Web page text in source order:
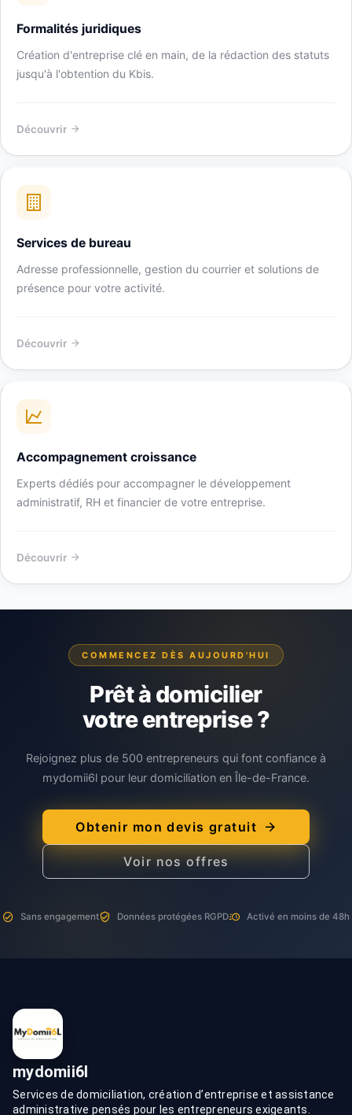
Formalités juridiques
Création d'entreprise clé en main, de la rédaction des statuts
jusqu'à l'obtention du Kbis.
Découvrir
Services de bureau
Adresse professionnelle, gestion du courrier et solutions de
présence pour votre activité.
Découvrir
Accompagnement croissance
Experts dédiés pour accompagner le développement
administratif, RH et financier de votre entreprise.
Découvrir
COMMENCEZ DÈS AUJOURD'HUI
Prêt à domicilier
votre entreprise ?
Rejoignez plus de 500 entrepreneurs qui font confiance à
mydomii6l pour leur domiciliation en Île-de-France.
Obtenir mon devis gratuit
Voir nos offres
Sans engagement Données protégées RGPD Activé en moins de 48h
mydomii6l
Services de domiciliation, création d’entreprise et assistance
administrative pensés pour les entrepreneurs exigeants.